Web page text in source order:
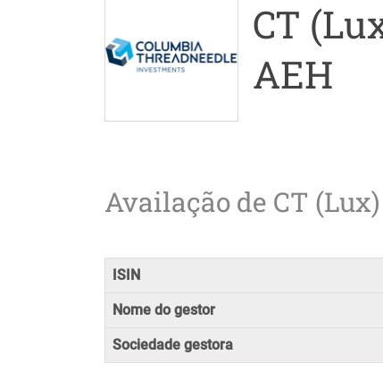
CT
AEH
Availação de CT
ISIN
Nome do gestor
Sociedade gestora